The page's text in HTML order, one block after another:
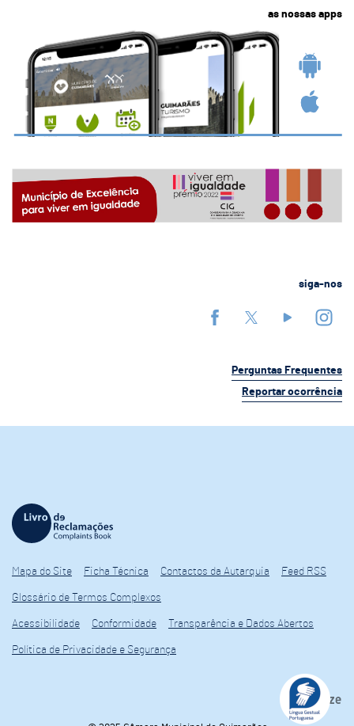
as nossas apps
siga-nos
Perguntas Frequentes
Reportar ocorrência
Mapa do Site Ficha Técnica Contactos da Autarquia Feed RSS
Glossário de Termos Complexos
Acessibilidade Conformidade Transparência e Dados Abertos
Política de Privacidade e Segurança